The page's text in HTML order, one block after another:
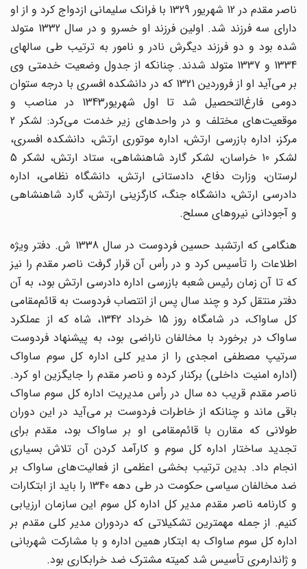
ناصر مقدم در 12 شهریور 1329 با فرانک سلیمانی ازدواج کرد و از او
دارای سه فرزند شد. اولین فرزند او خسرو و در سال 1332 متولد
شده بود و دو فرزند دیگرش نادر و نامور به ترتیب طی سالهای
1334 و 1337 متولد شدند. چنانکه از جدول وضعیت خدمتی وی
بر می‌آید او از فروردین 1321 که در دانشکده افسری با درجه ستوان
دومی فارغ‌التحصیل شد تا اول شهریور1343 در مناصب و
موقعیت‌های مختلف و در واحدهای زیر خدمت می‌کرد: لشکر 2
مرکز، اداره بازرسی ارتش، اداره موتوری ارتش، دانشکده افسری،
لشکر 10 خراسان، لشکر گارد شاهنشاهی، ستاد ارتش، لشکر 5
لرستان، وزارت دفاع، دادستانی ارتش، دانشگاه نظامی، اداره
دادرسی ارتش، دانشگاه جنگ، کارگزینی ارتش، گارد شاهنشاهی
و آجودانی نیروهای مسلح.
هنگامی که ارتشبد حسین فردوست در سال 1338 ش. دفتر ویژه
اطلاعات را تأسیس کرد و در رأس آن قرار گرفت ناصر مقدم را نیز
که تا آن زمان رئیس شعبه بازرسی اداره دادرسی ارتش بود، به آن
دفتر منتقل کرد و چند سال پس از انتصاب فردوست به قائم‌مقامی
کل ساواک، در شامگاه روز 15 خرداد 1342، شاه که از عملکرد
ساواک در برخورد با مخالفان ناراضی بود، به پیشنهاد فردوست
سرتیپ مصطفی امجدی را از مدیر کلی اداره کل سوم ساواک
(اداره امنیت داخلی) برکنار کرده و ناصر مقدم را جایگزین او کرد.
ناصر مقدم قریب ده سال در رأس مدیریت اداره کل سوم ساواک
باقی ماند و چنانکه از خاطرات فردوست بر می‌آید در این دوران
طولانی که مقارن با قائم‌مقامی او بر ساواک بود، مقدم برای
تجدید ساختار اداره کل سوم و کارآمد کردن آن تلاش بسیاری
انجام داد. بدین ترتیب بخشی اعظمی از فعالیت‌های ساواک بر
ضد مخالفان سیاسی حکومت در طی دهه 1340 را باید از ابتکارات
و کارنامه ناصر مقدم مدیر کل اداره کل سوم این سازمان ارزیابی
کنیم. از جمله مهمترین تشکیلاتی که دردوران مدیر کلی مقدم بر
اداره کل سوم ساواک به ابتکار همین اداره و با مشارکت شهربانی
و ژاندارمری تأسیس شد کمیته مشترک ضد خرابکاری بود.